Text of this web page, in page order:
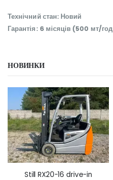
Технічний стан: Новий
Гарантія: 6 місяців (500 мт/
НОВИНКИ
Still RX20-16 drive-in